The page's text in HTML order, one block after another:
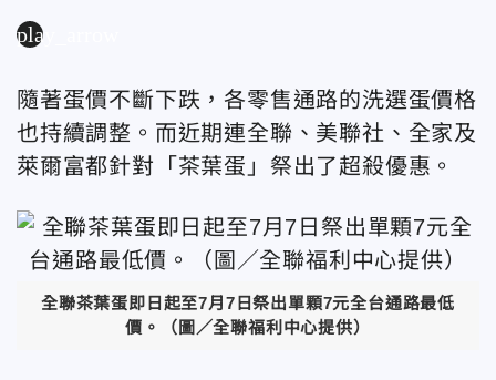
play_arrow
隨著蛋價不斷下跌，各零售通路的洗選蛋價格
也持續調整。而近期連全聯、美聯社、全家及
萊爾富都針對「茶葉蛋」祭出了超殺優惠。
全聯茶葉蛋即日起至7月7日祭出單顆7元全台通路最低
價。（圖／全聯福利中心提供）